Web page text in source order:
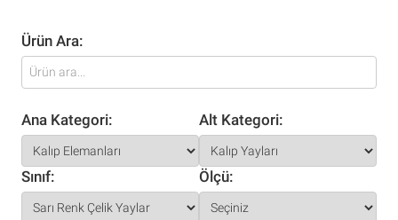
Ürün Ara:
Ana Kategori: Alt Kategori:
Sınıf: Ölçü: